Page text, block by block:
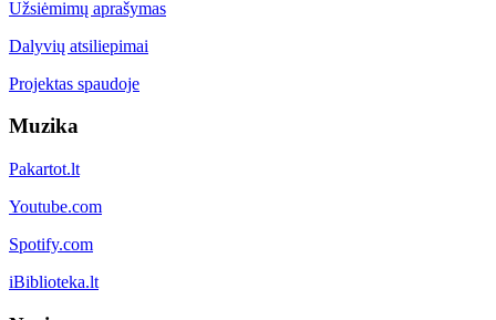
Užsiėmimų aprašymas
Dalyvių atsiliepimai
Projektas spaudoje
Muzika
Pakartot.lt
Youtube.com
Spotify.com
iBiblioteka.lt